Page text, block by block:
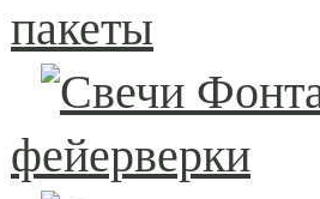
пакеты
фейерверки